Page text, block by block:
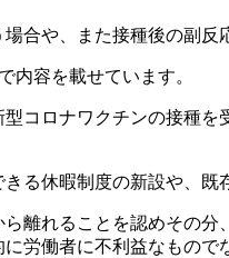
合や、また接種後の副反
内容を載せています。
コロナワクチンの接種
休暇制度の新設や、既
れることを認めその分
労働者に不利益なもので